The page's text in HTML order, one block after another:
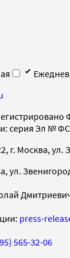
серия Эл №
г. Москва, ул.
ул.
press-
565-32-06